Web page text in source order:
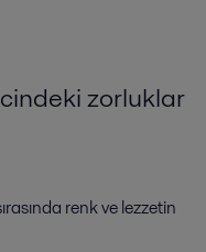
zorluklar
renk ve lezzetin